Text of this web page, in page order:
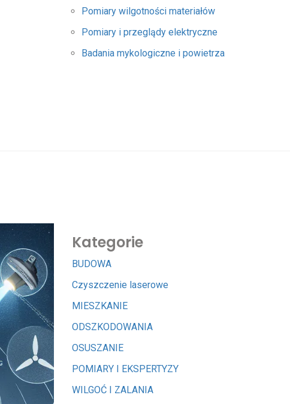
Pomiary wilgotności materiałów
Pomiary i przeglądy elektryczne
Badania mykologiczne i powietrza
Kategorie
BUDOWA
Czyszczenie laserowe
MIESZKANIE
ODSZKODOWANIA
OSUSZANIE
POMIARY I EKSPERTYZY
WILGOĆ I ZALANIA